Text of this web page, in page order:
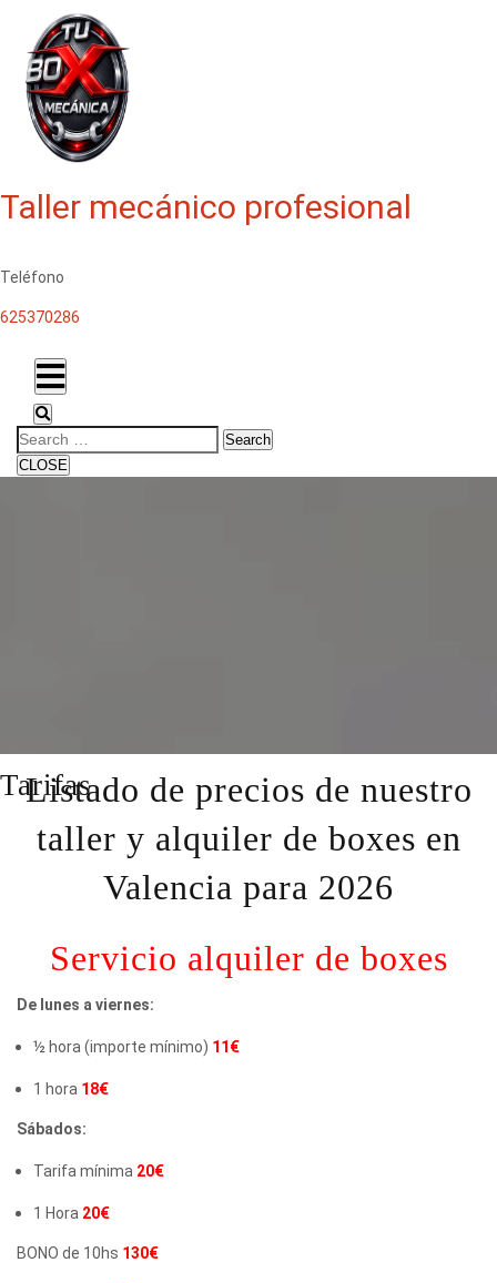
Taller mecánico profesional
Teléfono
625370286
Search
CLOSE
Tarifas
Listado de precios de nuestro
taller y alquiler de boxes en
Valencia para 2026
Servicio alquiler de boxes
De lunes a viernes:
½ hora (importe mínimo) 11€
1 hora 18€
Sábados:
Tarifa mínima 20€
1 Hora 20€
BONO de 10hs 130€